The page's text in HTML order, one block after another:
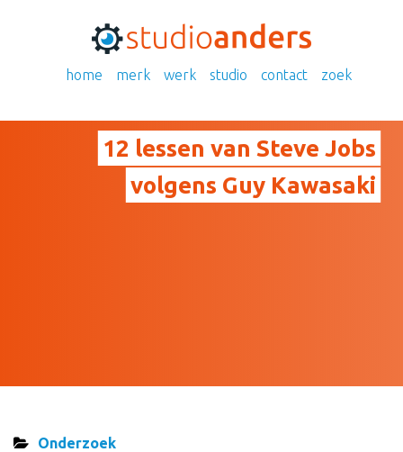
home merk werk studio contact zoek
12 lessen van Steve Jobs
volgens Guy Kawasaki
Onderzoek